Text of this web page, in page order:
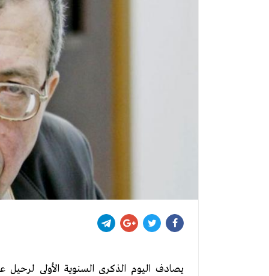
يصادف اليوم الذكرى السنوية الأولى لرحيل